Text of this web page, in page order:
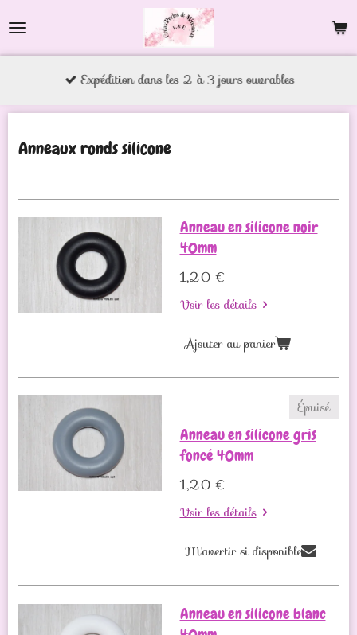
Expédition dans les 2 à 3 jours ouvrables
Anneaux ronds silicone
Anneau en silicone noir
40mm
1,20 €
Voir les détails
Ajouter au panier
Épuisé
Anneau en silicone gris
foncé 40mm
1,20 €
Voir les détails
M'avertir si disponible
Anneau en silicone blanc